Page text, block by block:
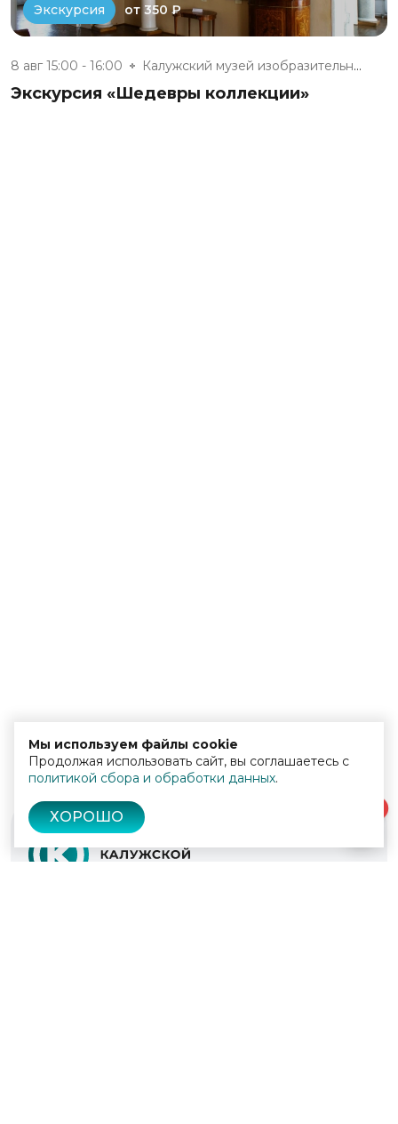
Экскурсия от 350 ₽
8 авг 15:00 - 16:00 Калужский музей изобразительны...
Экскурсия «Шедевры коллекции»
Мы используем файлы cookie
Продолжая использовать сайт, вы соглашаетесь с
политикой сбора и обработки данных.
ХОРОШО